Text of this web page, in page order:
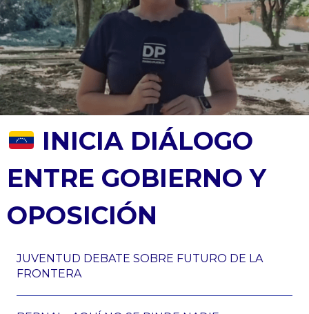
INICIA DIÁLOGO
ENTRE GOBIERNO Y
OPOSICIÓN
JUVENTUD DEBATE SOBRE FUTURO DE LA
FRONTERA